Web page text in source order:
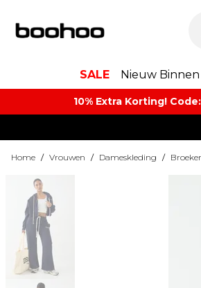
SALE Nieuw Binnen
10% Extra Korting!
Home / Vrouwen / Dameskleding /